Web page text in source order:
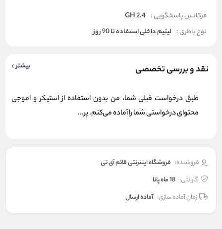
فرکانس پاسخگویی : 2.4 GH
نوع باطری : لیتیم داخلی استفاده تا 90 روز
نقد و بررسی تخصصی بیشتر
طبق درخواست قبلی شما، من بدون استفاده از استیکر و اموجی
محتوای درخواستی شما را آماده می‌کنم. پر...
فروشنده: فروشگاه اینترنتی قائم آی تی
گارانتی: 18 ماه پانا
زمان آماده سازی: آماده ارسال